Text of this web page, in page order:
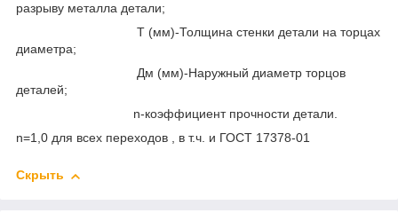
разрыву металла детали;
Т (мм)-Толщина стенки детали на торцах
диаметра;
Дм (мм)-Наружный диаметр торцов
деталей;
n-коэффициент прочности детали.
n=1,0 для всех переходов , в т.ч. и ГОСТ 17378-01
Скрыть